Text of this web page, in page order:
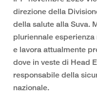
direzione della
della salute alla Suva.
pluriennale
e lavora attualmente
dove in veste di Head
responsabile della
nazionale.